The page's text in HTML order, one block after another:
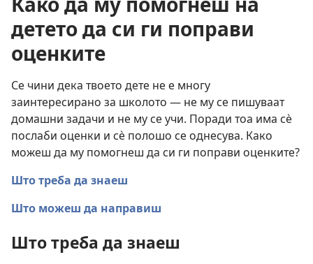
детето да си ги поправи
оценките
Се чини дека твоето дете не е многу
заинтересирано за школото — не му се пишуваат
домашни задачи и не му се учи. Поради тоа има сѐ
послаби оценки и сѐ полошо се однесува. Како
можеш да му помогнеш да си ги поправи оценките?
Што треба да знаеш
Што можеш да направиш
Што треба да знаеш